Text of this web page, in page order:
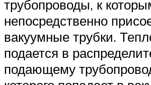
трубопроводы, к
непосредственно
вакуумные трубки.
подается в
подающему